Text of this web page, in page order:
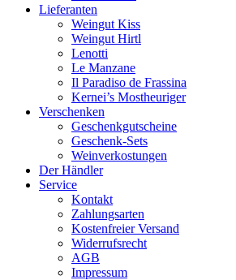
Lieferanten
Weingut Kiss
Weingut Hirtl
Lenotti
Le Manzane
Il Paradiso de Frassina
Kernei’s Mostheuriger
Verschenken
Geschenkgutscheine
Geschenk-Sets
Weinverkostungen
Der Händler
Service
Kontakt
Zahlungsarten
Kostenfreier Versand
Widerrufsrecht
AGB
Impressum